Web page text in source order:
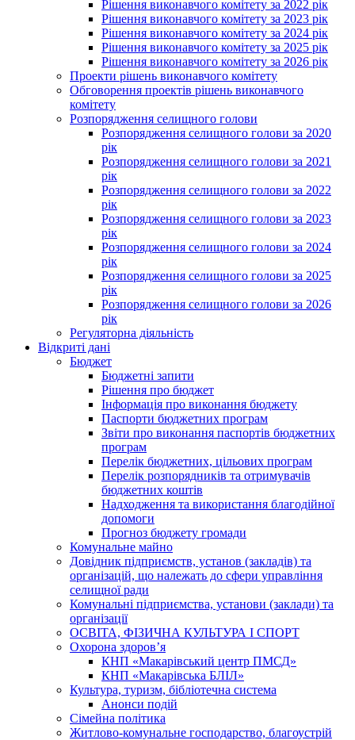
Рішення виконавчого комітету за 2022 рік
Рішення виконавчого комітету за 2023 рік
Рішення виконавчого комітету за 2024 рік
Рішення виконавчого комітету за 2025 рік
Рішення виконавчого комітету за 2026 рік
Проекти рішень виконавчого комітету
Обговорення проектів рішень виконавчого
комітету
Розпорядження селищного голови
Розпорядження селищного голови за 2020
рік
Розпорядження селищного голови за 2021
рік
Розпорядження селищного голови за 2022
рік
Розпорядження селищного голови за 2023
рік
Розпорядження селищного голови за 2024
рік
Розпорядження селищного голови за 2025
рік
Розпорядження селищного голови за 2026
рік
Регуляторна діяльність
Відкриті дані
Бюджет
Бюджетні запити
Рішення про бюджет
Інформація про виконання бюджету
Паспорти бюджетних програм
Звіти про виконання паспортів бюджетних
програм
Перелік бюджетних, цільових програм
Перелік розпорядників та отримувачів
бюджетних коштів
Надходження та використання благодійної
допомоги
Прогноз бюджету громади
Комунальне майно
Довідник підприємств, установ (закладів) та
організацій, що належать до сфери управління
селищної ради
Комунальні підприємства, установи (заклади) та
організації
ОСВІТА, ФІЗИЧНА КУЛЬТУРА І СПОРТ
Охорона здоров’я
КНП «Макарівський центр ПМСД»
КНП «Макарівська БЛІЛ»
Культура, туризм, бібліотечна система
Анонси подій
Сімейна політика
Житлово-комунальне господарство, благоустрій